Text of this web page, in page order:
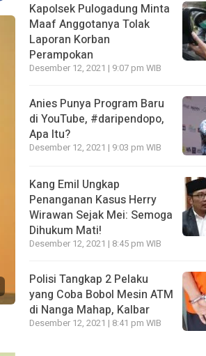
Kapolsek Pulogadung Minta
Maaf Anggotanya Tolak
Laporan Korban
Perampokan
Desember 12, 2021 | 9:07 pm WIB
Anies Punya Program Baru
di YouTube, #daripendopo,
Apa Itu?
Desember 12, 2021 | 9:03 pm WIB
Kang Emil Ungkap
Penanganan Kasus Herry
Wirawan Sejak Mei: Semoga
Dihukum Mati!
Desember 12, 2021 | 8:45 pm WIB
Polisi Tangkap 2 Pelaku
yang Coba Bobol Mesin ATM
di Nanga Mahap, Kalbar
Desember 12, 2021 | 8:41 pm WIB